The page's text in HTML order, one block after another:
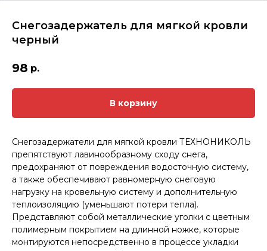
Снегозадержатель для мягкой кровли
черный
98 р.
В корзину
Снегозадержатели для мягкой кровли ТЕХНОНИКОЛЬ
препятствуют лавинообразному сходу снега,
предохраняют от повреждения водосточную систему,
а также обеспечивают равномерную снеговую
нагрузку на кровельную систему и дополнительную
теплоизоляцию (уменьшают потери тепла).
Представляют собой металлические уголки с цветным
полимерным покрытием на длинной ножке, которые
монтируются непосредственно в процессе укладки